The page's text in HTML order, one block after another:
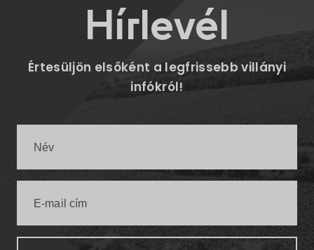
Hírlevél
Értesüljön elsőként a legfrissebb villányi
infókról!